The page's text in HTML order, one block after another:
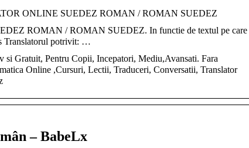
ONLINE SUEDEZ ROMAN / ROMAN SUEDEZ
ROMAN / ROMAN SUEDEZ. In functie de textul pe care
Translatorul potrivit: …
si Gratuit, Pentru Copii, Incepatori, Mediu,Avansati. Fara
Online ,Cursuri, Lectii, Traduceri, Conversatii, Translator
– BabeLx